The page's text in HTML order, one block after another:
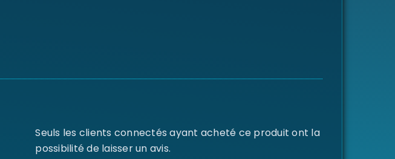
Seuls les clients connectés ayant acheté ce produit ont la
possibilité de laisser un avis.